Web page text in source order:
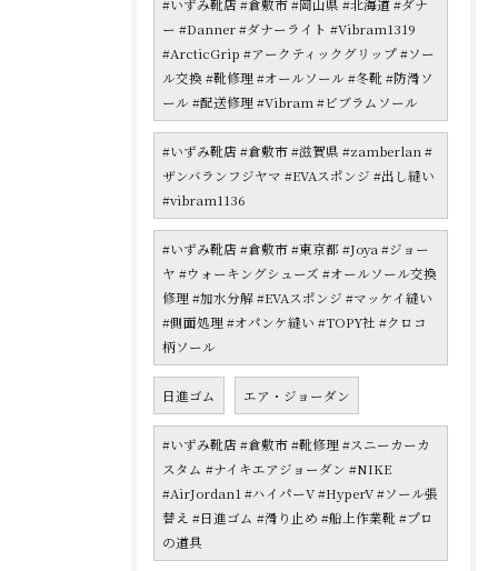
#いずみ靴店 #倉敷市 #岡山県 #北海道 #ダナ
ー #Danner #ダナーライト #Vibram1319
#ArcticGrip #アークティックグリップ #ソー
ル交換 #靴修理 #オールソール #冬靴 #防滑ソ
ール #配送修理 #Vibram #ビブラムソール
#いずみ靴店 #倉敷市 #滋賀県 #zamberlan #
ザンバランフジヤマ #EVAスポンジ #出し縫い
#vibram1136
#いずみ靴店 #倉敷市 #東京都 #Joya #ジョー
ヤ #ウォーキングシューズ #オールソール交換
修理 #加水分解 #EVAスポンジ #マッケイ縫い
#側面処理 #オパンケ縫い #TOPY社 #クロコ
柄ソール
日進ゴム エア・ジョーダン
#いずみ靴店 #倉敷市 #靴修理 #スニーカーカ
スタム #ナイキエアジョーダン #NIKE
#AirJordan1 #ハイパーV #HyperV #ソール張
替え #日進ゴム #滑り止め #船上作業靴 #プロ
の道具